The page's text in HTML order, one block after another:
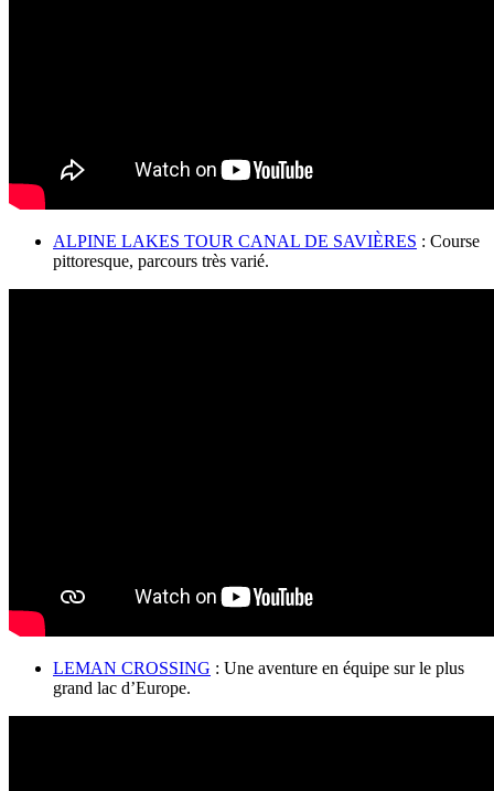
ALPINE LAKES TOUR CANAL DE SAVIÈRES : Course
pittoresque, parcours très varié.
LEMAN CROSSING : Une aventure en équipe sur le plus
grand lac d’Europe.